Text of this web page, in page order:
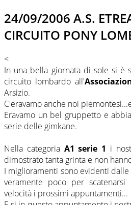
24/09/2006 A.S.
CIRCUITO PONY
<
In una bella giornata di sole si è
circuito lombardo all'
Arsizio.
C'eravamo anche noi
Eravamo un bel gruppetto e
serie delle gimkane.
Nella categoria A1 serie 1 i
dimostrato tanta grinta e non
I miglioramenti sono evidenti
veramente poco per
velocità i prossimi appuntamenti...